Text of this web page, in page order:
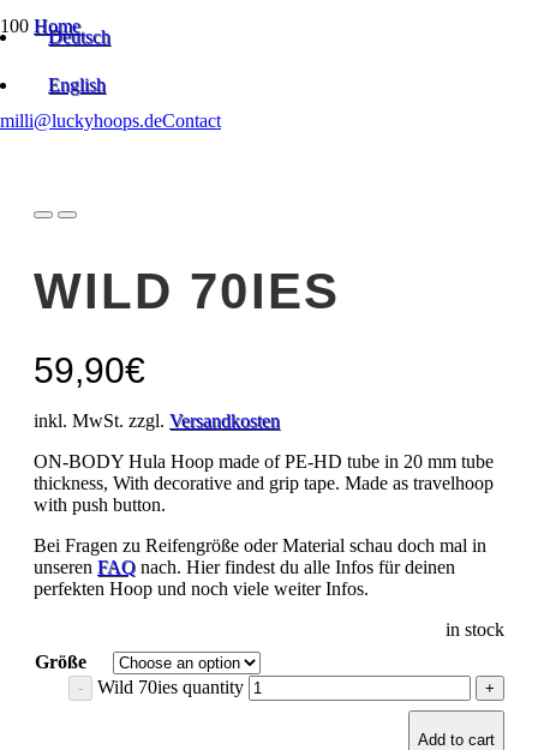
Deutsch
English
milli@luckyhoops.deContact
Home
ON-BODY Dance Hoops | Beginner
WILD 70IES
59,90€
inkl. MwSt. zzgl. Versandkosten
ON-BODY Hula Hoop made of PE-HD tube in 20 mm tube
thickness, With decorative and grip tape. Made as travelhoop
with push button.
Bei Fragen zu Reifengröße oder Material schau doch mal in
unseren FAQ nach. Hier findest du alle Infos für deinen
perfekten Hoop und noch viele weiter Infos.
in stock
Größe
Wild 70ies quantity
Add to cart